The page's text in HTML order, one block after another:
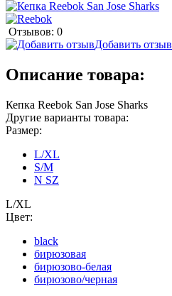
Отзывов: 0
Добавить отзыв
Описание товара:
Кепка Reebok San Jose Sharks
Другие варианты товара:
Размер:
L/XL
S/M
N SZ
L/XL
Цвет:
black
бирюзовая
бирюзово-белая
бирюзово/черная